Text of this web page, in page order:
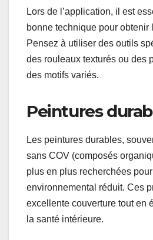
terreuses sur des meubles.
matériaux naturels comme le
un effet harmonieux.
Peintures
Les peintures texturées
et de l’intérêt visuel aux murs,
pièce unique. Ces finitions
légères textures à des effets
comme le stuc ou le crépi.
Lors de l’application, il est
bonne technique pour obtenir